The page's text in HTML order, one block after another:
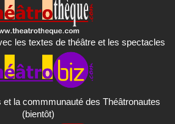
les textes de théâtre et les spectacles
et la commmunauté des Théâtronautes
(bientôt)